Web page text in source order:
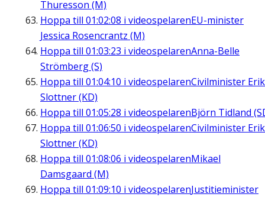
Thuresson (M)
Hoppa till 01:02:08 i videospelarenEU-minister
Jessica Rosencrantz (M)
Hoppa till 01:03:23 i videospelarenAnna-Belle
Strömberg (S)
Hoppa till 01:04:10 i videospelarenCivilminister Erik
Slottner (KD)
Hoppa till 01:05:28 i videospelarenBjörn Tidland
Hoppa till 01:06:50 i videospelarenCivilminister Erik
Slottner (KD)
Hoppa till 01:08:06 i videospelarenMikael
Damsgaard (M)
Hoppa till 01:09:10 i videospelarenJustitieminister